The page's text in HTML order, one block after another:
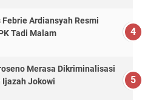
Ardiansyah Resmi
Tadi Malam
Merasa Dikriminalisasi
Ijazah Jokowi